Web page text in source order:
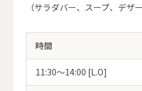
（サラダバー、スープ、デザ
時間
11:30～14:00 [L.O]